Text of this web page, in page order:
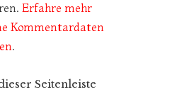
Erfahre mehr
Kommentardaten
.
Seitenleiste